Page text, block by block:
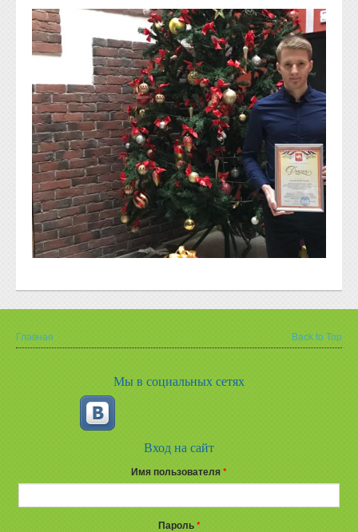
Вы здесь
Главная Back to Top
Мы в социальных сетях
Вход на сайт
Имя пользователя*
Пароль*